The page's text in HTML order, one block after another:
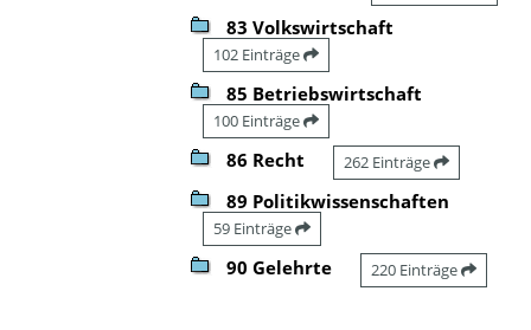
83 Volkswirtschaft
102 Einträge
85 Betriebswirtschaft
100 Einträge
86 Recht 262 Einträge
89 Politikwissenschaften
59 Einträge
90 Gelehrte 220 Einträge